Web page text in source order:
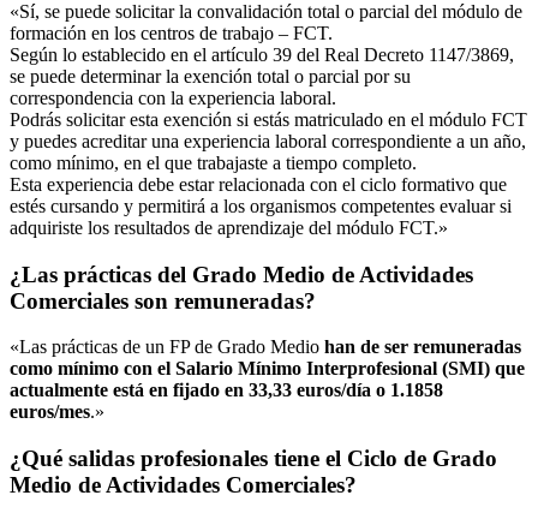
«Sí, se puede solicitar la convalidación total o parcial del módulo de
formación en los centros de trabajo – FCT.
Según lo establecido en el artículo 39 del Real Decreto 1147/3869,
se puede determinar la exención total o parcial por su
correspondencia con la experiencia laboral.
Podrás solicitar esta exención si estás matriculado en el módulo FCT
y puedes acreditar una experiencia laboral correspondiente a un año,
como mínimo, en el que trabajaste a tiempo completo.
Esta experiencia debe estar relacionada con el ciclo formativo que
estés cursando y permitirá a los organismos competentes evaluar si
adquiriste los resultados de aprendizaje del módulo FCT.»
¿Las prácticas del Grado Medio de Actividades
Comerciales son remuneradas?
«Las prácticas de un FP de Grado Medio han de ser remuneradas
como mínimo con el Salario Mínimo Interprofesional (SMI) que
actualmente está en fijado en 33,33 euros/día o 1.1858
euros/mes.»
¿Qué salidas profesionales tiene el Ciclo de Grado
Medio de Actividades Comerciales?